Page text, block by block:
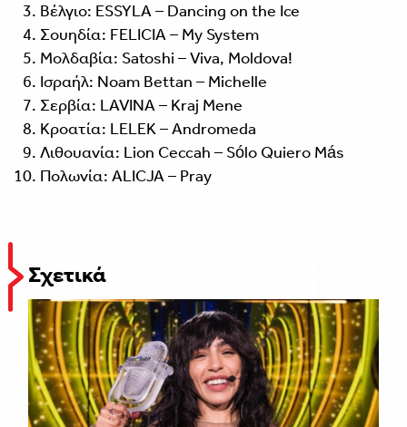
Βέλγιο: ESSYLA – Dancing on the Ice
Σουηδία: FELICIA – My System
Μολδαβία: Satoshi – Viva, Moldova!
Ισραήλ: Noam Bettan – Michelle
Σερβία: LAVINA – Kraj Mene
Κροατία: LELEK – Andromeda
Λιθουανία: Lion Ceccah – Sólo Quiero Más
Πολωνία: ALICJA – Pray
Σχετικά